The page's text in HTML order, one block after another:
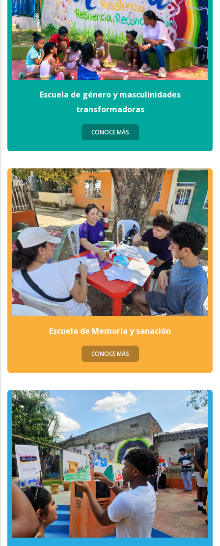
Escuela de género y masculinidades
transformadoras
CONOCE MÁS
Escuela de Memoria y sanación
CONOCE MÁS